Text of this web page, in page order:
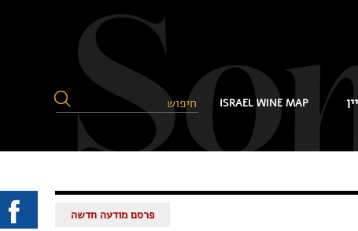
ISRAEL WINE MAP
פרסם מודעה חדשה